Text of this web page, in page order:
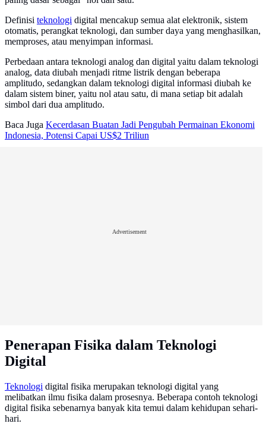
Definisi teknologi digital mencakup semua alat elektronik, sistem
otomatis, perangkat teknologi, dan sumber daya yang menghasilkan,
memproses, atau menyimpan informasi.
Perbedaan antara teknologi analog dan digital yaitu dalam teknologi
analog, data diubah menjadi ritme listrik dengan beberapa
amplitudo, sedangkan dalam teknologi digital informasi diubah ke
dalam sistem biner, yaitu nol atau satu, di mana setiap bit adalah
simbol dari dua amplitudo.
Baca Juga Kecerdasan Buatan Jadi Pengubah Permainan Ekonomi
Indonesia, Potensi Capai US$2 Triliun
Advertisement
Penerapan Fisika dalam Teknologi
Digital
Teknologi digital fisika merupakan teknologi digital yang
melibatkan ilmu fisika dalam prosesnya. Beberapa contoh teknologi
digital fisika sebenarnya banyak kita temui dalam kehidupan sehari-
hari.